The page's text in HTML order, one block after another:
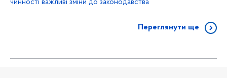
чинності важливі зміни до законодавства
Переглянути ще